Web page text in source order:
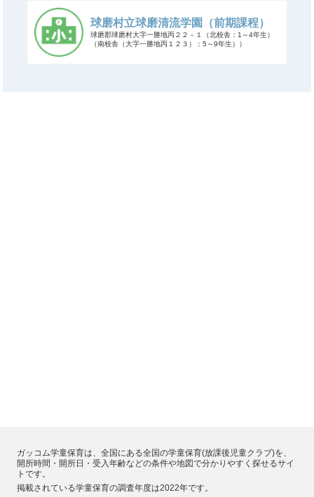
球磨村立球磨清流学園（前期課程）
球磨郡球磨村大字一勝地丙２２－１（北校舎：1～4年生）
（南校舎（大字一勝地丙１２３）：5～9年生））
ガッコム学童保育は、全国にある全国の学童保育(放課後児童クラブ)を、
開所時間・開所日・受入年齢などの条件や地図で分かりやすく探せるサイ
トです。
掲載されている学童保育の調査年度は2022年です。